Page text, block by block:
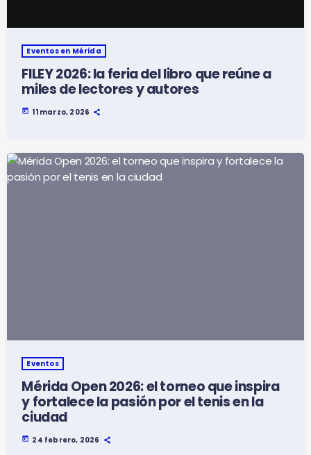
Eventos en Mérida
FILEY 2026: la feria del libro que reúne a
miles de lectores y autores
today 11 marzo, 2026
Eventos
Mérida Open 2026: el torneo que inspira
y fortalece la pasión por el tenis en la
ciudad
today 24 febrero, 2026